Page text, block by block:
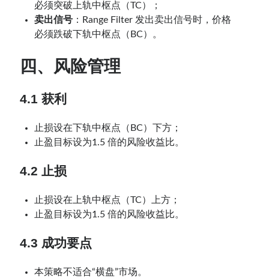
必须突破上轨中枢点（TC）；
卖出信号 ：Range Filter 发出卖出信号时，价格
必须跌破下轨中枢点（BC）。
四、风险管理
4.1获利
止损设在下轨中枢点（BC）下方；
止盈目标设为1.5 倍的风险收益比。
4.2 止损
止损设在上轨中枢点（TC）上方；
止盈目标设为1.5 倍的风险收益比。
4.3 成功要点
本策略不适合“横盘”市场。